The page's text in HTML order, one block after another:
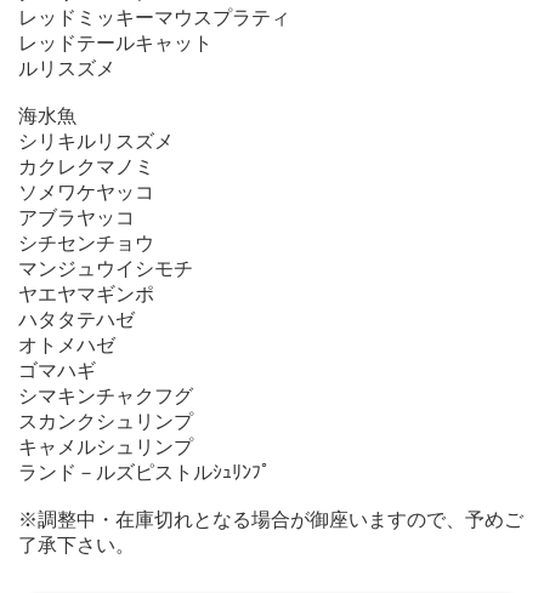
レッドミッキーマウスプラティ
レッドテールキャット
ルリスズメ
海水魚
シリキルリスズメ
カクレクマノミ
ソメワケヤッコ
アブラヤッコ
シチセンチョウ
マンジュウイシモチ
ヤエヤマギンポ
ハタタテハゼ
オトメハゼ
ゴマハギ
シマキンチャクフグ
スカンクシュリンプ
キャメルシュリンプ
ランド－ルズピストルｼｭﾘﾝﾌﾟ
※調整中・在庫切れとなる場合が御座いますので、予めご
了承下さい。